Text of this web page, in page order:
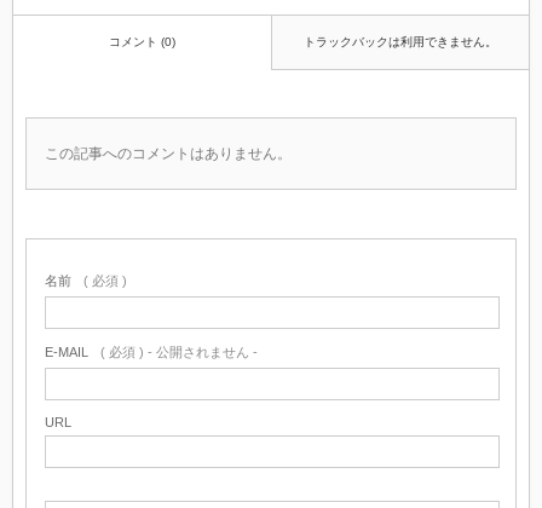
コメント (0) トラックバックは利用できません。
この記事へのコメントはありません。
名前 ( 必須 )
E-MAIL ( 必須 ) - 公開されません -
URL